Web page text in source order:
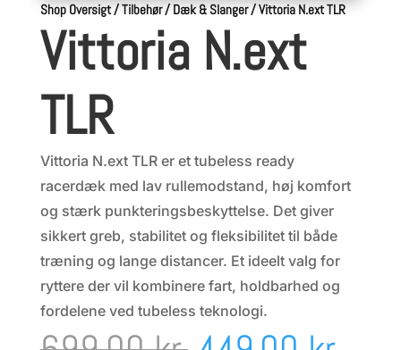
Shop Oversigt/Tilbehør/Dæk & Slanger/Vittoria N.ext TLR
Vittoria N.ext
TLR
Vittoria N.ext TLR er et tubeless ready
racerdæk med lav rullemodstand, høj komfort
og stærk punkteringsbeskyttelse. Det giver
sikkert greb, stabilitet og fleksibilitet til både
træning og lange distancer. Et ideelt valg for
ryttere der vil kombinere fart, holdbarhed og
fordelene ved tubeless teknologi.